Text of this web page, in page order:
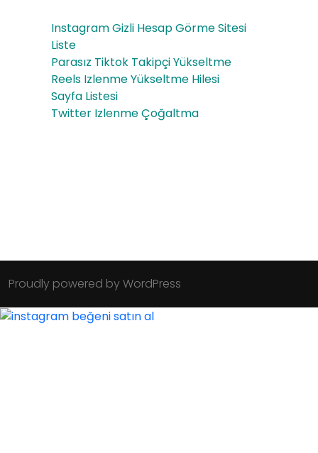
Instagram Gizli Hesap Görme Sitesi
Liste
Parasız Tiktok Takipçi Yükseltme
Reels Izlenme Yükseltme Hilesi
Sayfa Listesi
Twitter Izlenme Çoğaltma
Proudly powered by WordPress